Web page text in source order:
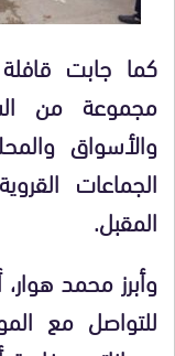
كما جابت قافلة
مجموعة من
والأسواق
الجماعات
المقبل.
وأبرز محمد
للتواصل مع